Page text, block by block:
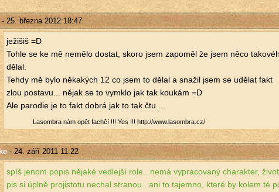
25. března 2012 18:47
je­ži­šiš =D
Tohle se ke mě ne­mě­lo do­stat, skoro jsem za­po­měl že jsem něco
dělal.
Tehdy mě bylo ně­ka­kých 12 co jsem to dělal a sna­žil jsem se udě­lat fakt
zlou po­sta­vu... nějak se to vy­mklo jak tak kou­kám =D
Ale pa­ro­die je to fakt dobrá jak to tak čtu ...
La­som­b­ra nám opět fa­ch­čí !!! Yes !!! http://​www.​lasombra.​cz/​
- 24. září 2011 11:22
spíš jenom popis ně­ja­ké ve­d­lej­ší role.. nemá vy­pra­co­va­ný cha­rak­ter,
pis si úplně pro­jis­to­tu ne­chal stra­nou.. ani to ta­jem­no, které by kolem té